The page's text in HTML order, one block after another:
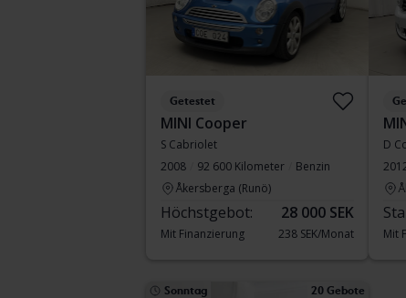
Getestet
MINI Cooper
S Cabriolet
2008
92 600 Kilometer
Benzin
Åkersberga (Runö)
Höchstgebot: 28 000 SEK
Mit Finanzierung 238 SEK/Monat
D
Mit
Sonntag 20 Gebote